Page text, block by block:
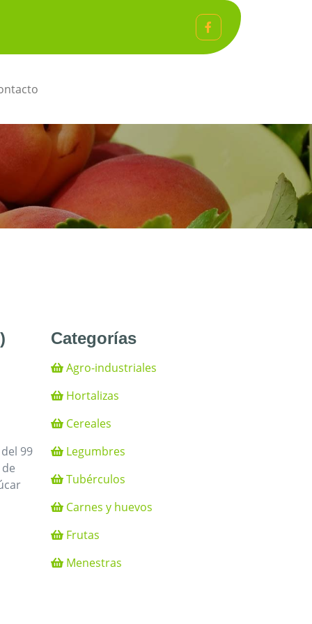
99
Categorías
Agro-industriales
Hortalizas
Cereales
Legumbres
Tubérculos
Carnes y huevos
Frutas
Menestras